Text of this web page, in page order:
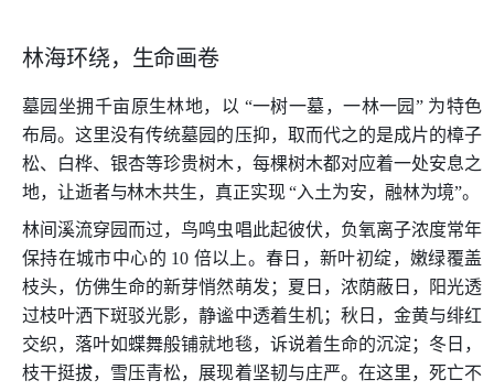
林海环绕，生命画卷
墓园坐拥千亩原生林地，以 “一树一墓，一林一园” 为特色
布局。这里没有传统墓园的压抑，取而代之的是成片的樟子
松、白桦、银杏等珍贵树木，每棵树木都对应着一处安息之
地，让逝者与林木共生，真正实现 “入土为安，融林为境”。
林间溪流穿园而过，鸟鸣虫唱此起彼伏，负氧离子浓度常年
保持在城市中心的 10 倍以上。春日，新叶初绽，嫩绿覆盖
枝头，仿佛生命的新芽悄然萌发；夏日，浓荫蔽日，阳光透
过枝叶洒下斑驳光影，静谧中透着生机；秋日，金黄与绯红
交织，落叶如蝶舞般铺就地毯，诉说着生命的沉淀；冬日，
枝干挺拔，雪压青松，展现着坚韧与庄严。在这里，死亡不